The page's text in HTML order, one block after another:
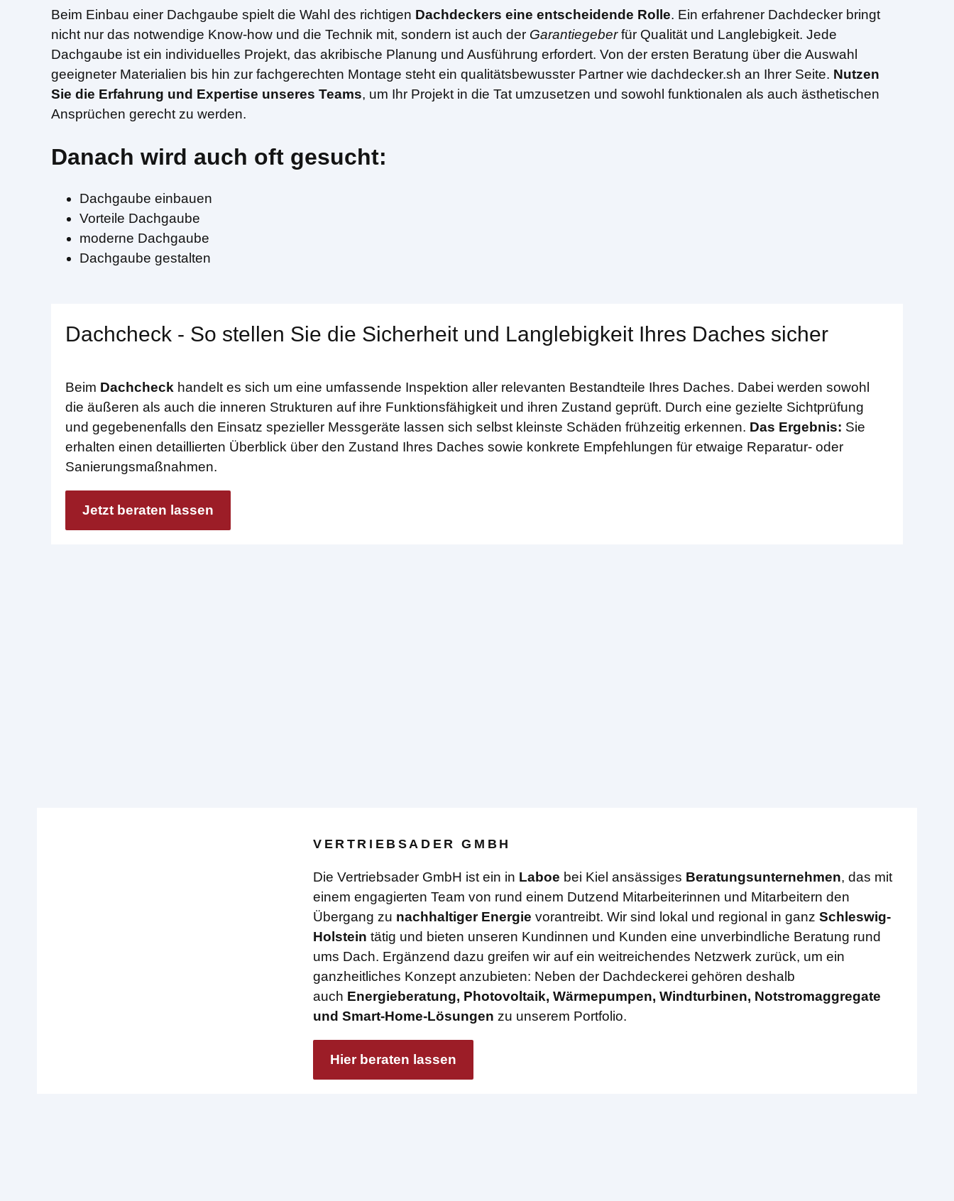
Beim Einbau einer Dachgaube spielt die Wahl des richtigen Dachdeckers eine entscheidende Rolle. Ein erfahrener Dachdecker bringt
nicht nur das notwendige Know-how und die Technik mit, sondern ist auch der Garantiegeberfür Qualität und Langlebigkeit. Jede
Dachgaube ist ein individuelles Projekt, das akribische Planung und Ausführung erfordert. Von der ersten Beratung über die Auswahl
geeigneter Materialien bis hin zur fachgerechten Montage steht ein qualitätsbewusster Partner wie dachdecker.sh an Ihrer Seite. Nutzen
Sie die Erfahrung und Expertise unseres Teams, um Ihr Projekt in die Tat umzusetzen und sowohl funktionalen als auch ästhetischen
Ansprüchen gerecht zu werden.
Danach wird auch oft gesucht:
Dachgaube einbauen
Vorteile Dachgaube
moderne Dachgaube
Dachgaube gestalten
Dachcheck - So stellen Sie die Sicherheit und Langlebigkeit Ihres Daches sicher
Beim Dachcheck handelt es sich um eine umfassende Inspektion aller relevanten Bestandteile Ihres Daches. Dabei werden sowohl
die äußeren als auch die inneren Strukturen auf ihre Funktionsfähigkeit und ihren Zustand geprüft. Durch eine gezielte Sichtprüfung
und gegebenenfalls den Einsatz spezieller Messgeräte lassen sich selbst kleinste Schäden frühzeitig erkennen. Das Ergebnis: Sie
erhalten einen detaillierten Überblick über den Zustand Ihres Daches sowie konkrete Empfehlungen für etwaige Reparatur- oder
Sanierungsmaßnahmen.
Jetzt beraten lassen
VERTRIEBSADER GMBH
Die Vertriebsader GmbH ist ein in Laboe bei Kiel ansässiges Beratungsunternehmen, das mit
einem engagierten Team von rund einem Dutzend Mitarbeiterinnen und Mitarbeitern den
Übergang zu nachhaltiger Energie vorantreibt. Wir sind lokal und regional in ganz Schleswig-
Holstein tätig und bieten unseren Kundinnen und Kunden eine unverbindliche Beratung rund
ums Dach. Ergänzend dazu greifen wir auf ein weitreichendes Netzwerk zurück, um ein
ganzheitliches Konzept anzubieten: Neben der Dachdeckerei gehören deshalb
auch Energieberatung, Photovoltaik, Wärmepumpen, Windturbinen, Notstromaggregate
und Smart-Home-Lösungen zu unserem Portfolio.
Hier beraten lassen